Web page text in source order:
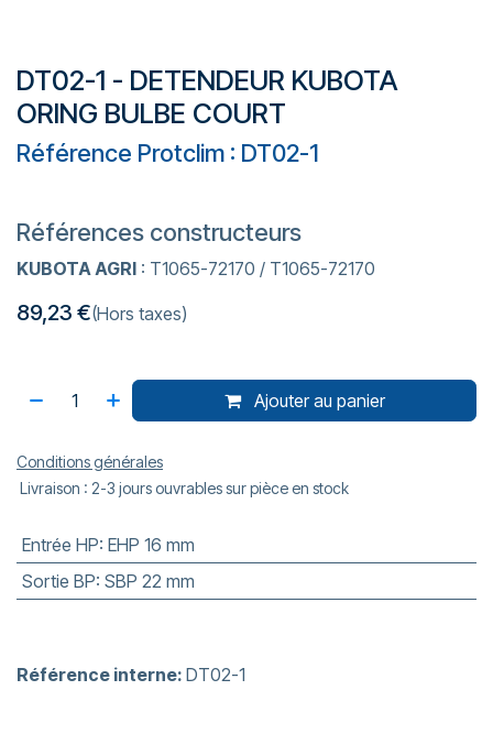
DT02-1 - DETENDEUR KUBOTA
ORING BULBE COURT
Référence Protclim : DT02-1
Références constructeurs
KUBOTA AGRI : T1065-72170 / T1065-72170
89,23 €(Hors taxes)
Ajouter au panier
Conditions générales
Livraison : 2-3 jours ouvrables sur pièce en stock
Entrée HP: EHP 16 mm
Sortie BP: SBP 22 mm
Référence interne: DT02-1